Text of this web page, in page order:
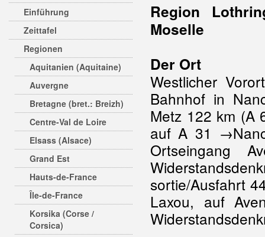
Einführung
Zeittafel
Regionen
Aquitanien (Aquitaine)
Auvergne
Bretagne (bret.: Breizh)
Centre-Val de Loire
Elsass (Alsace)
Grand Est
Hauts-de-France
Île-de-France
Korsika (Corse /
Corsica)
Region
Moselle
Der Ort
Westlicher
Bahnhof in
Metz 122 km
auf A 31
Ortseingang
sortie/Ausfahrt
Laxou, auf